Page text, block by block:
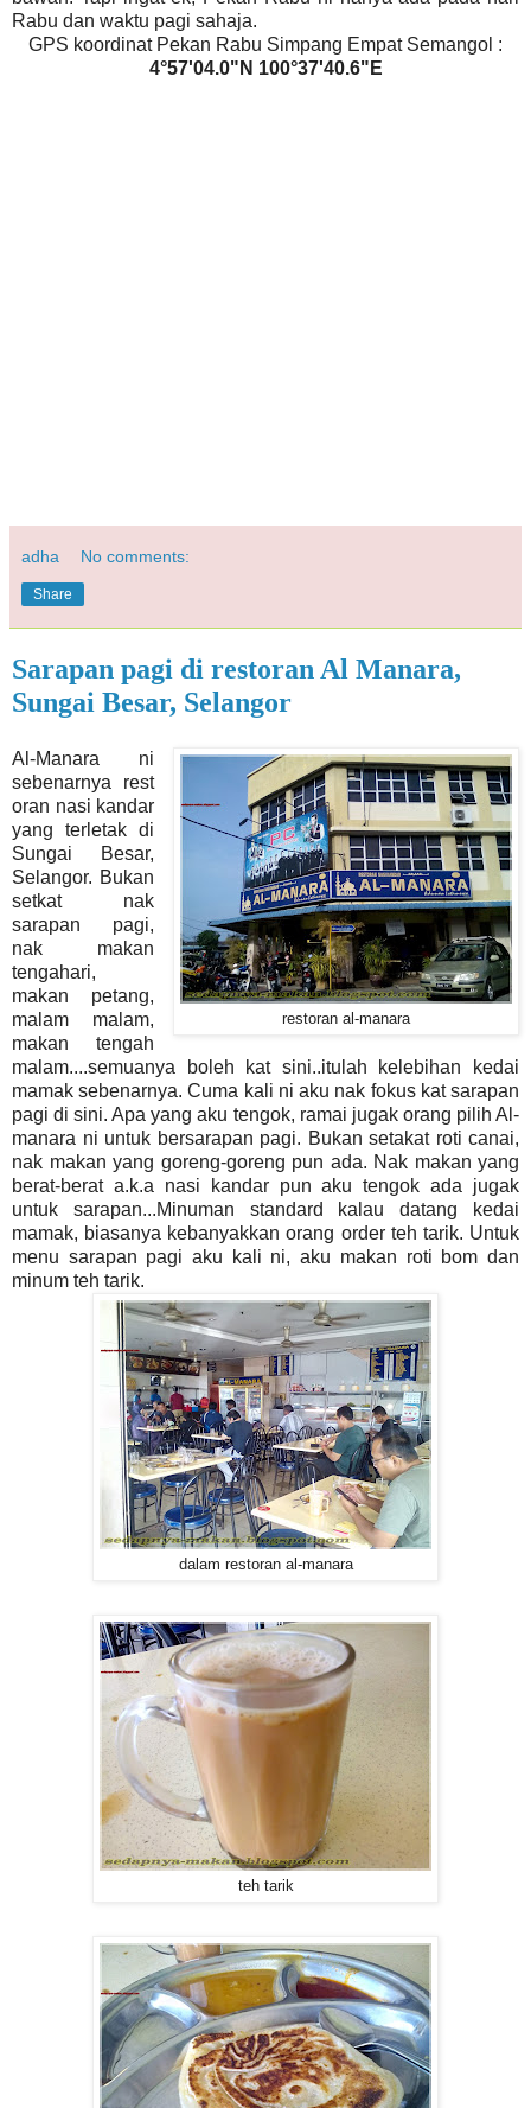
Rabu dan waktu pagi sahaja.
GPS koordinat Pekan Rabu Simpang Empat Semangol :
4°57'04.0"N 100°37'40.6"E
adha No comments:
Share
Sarapan pagi di restoran Al Manara,
Sungai Besar, Selangor
restoran al-manara
Al-Manara ni
sebenarnya rest
oran nasi kandar
yang terletak di
Sungai Besar,
Selangor. Bukan
setkat nak
sarapan pagi,
nak makan
tengahari,
makan petang,
malam malam,
makan tengah
malam....semuanya boleh kat sini..itulah kelebihan kedai
mamak sebenarnya. Cuma kali ni aku nak fokus kat sarapan
pagi di sini. Apa yang aku tengok, ramai jugak orang pilih Al-
manara ni untuk bersarapan pagi. Bukan setakat roti canai,
nak makan yang goreng-goreng pun ada. Nak makan yang
berat-berat a.k.a nasi kandar pun aku tengok ada jugak
untuk sarapan...Minuman standard kalau datang kedai
mamak, biasanya kebanyakkan orang order teh tarik. Untuk
menu sarapan pagi aku kali ni, aku makan roti bom dan
minum teh tarik.
dalam restoran al-manara
teh tarik